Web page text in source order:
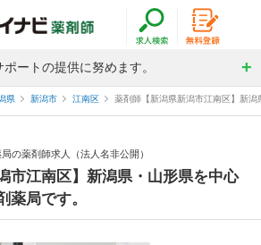
ートの提供に努めます。
県 新潟市 江南区 薬剤師【新潟県新潟市江南区】新
の薬剤師求人（法人名非公開）
市江南区】新潟県・山形県を中心
薬局です。